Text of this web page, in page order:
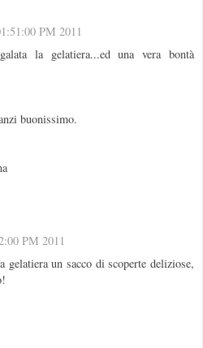
PM 2011
la gelatiera...ed una vera bontà
buonissimo.
PM 2011
gelatiera un sacco di scoperte deliziose,